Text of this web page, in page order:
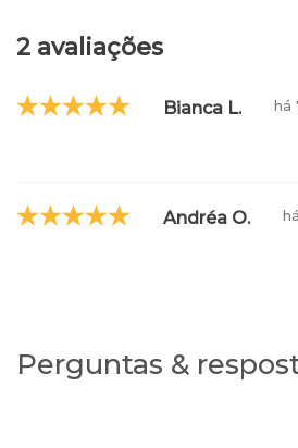
2 avaliações
Bianca L. há
Andréa O.
Perguntas &